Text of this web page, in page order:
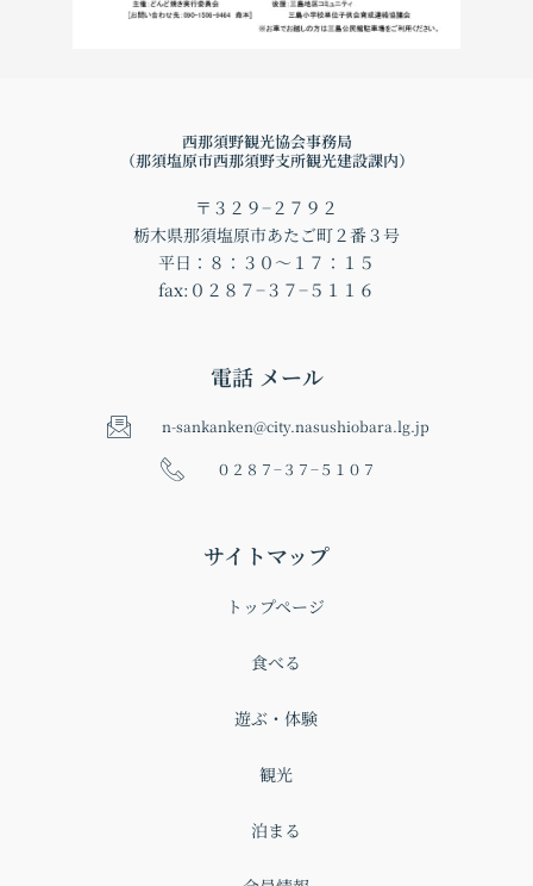
西那須野観光協会事務局
（那須塩原市西那須野支所観光建設課内）
〒３２９−２７９２
栃木県那須塩原市あたご町２番３号
平日：８：３０〜１７：１５
fax:０２８７−３７−５１１６
電話 メール
n-sankanken@city.nasushiobara.lg.jp
０２８７−３７−５１０７
サイトマップ
トップページ
食べる
遊ぶ・体験
観光
泊まる